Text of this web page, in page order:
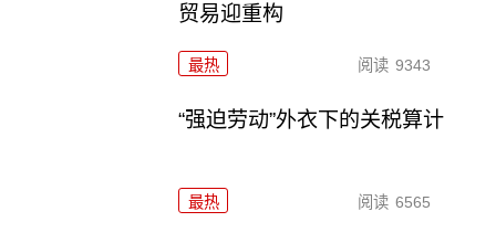
贸易迎重构
最热 阅读 9343
“强迫劳动”外衣下的关税算计
最热 阅读 6565